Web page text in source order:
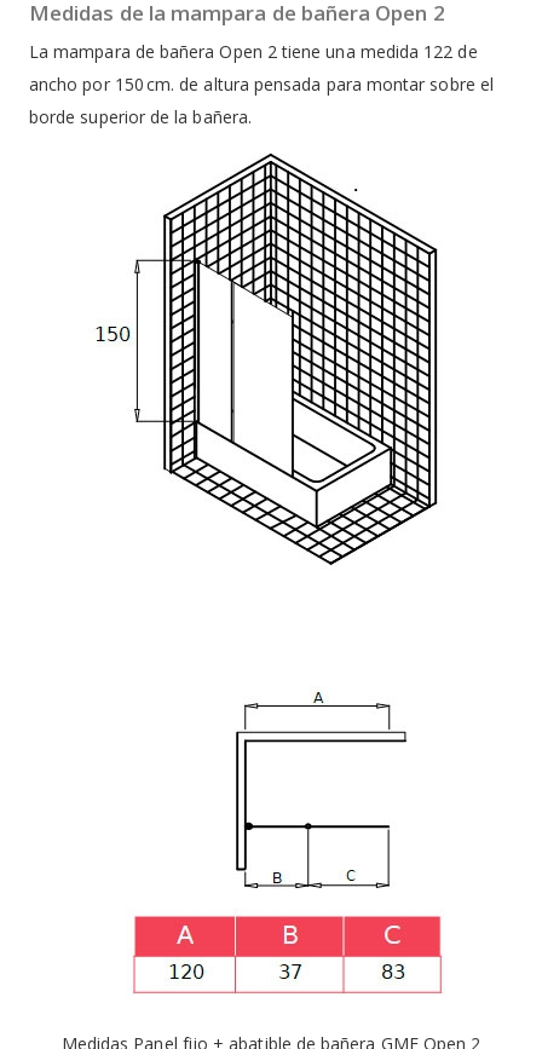
Medidas de la mampara de bañera Open 2
La mampara de bañera Open 2 tiene una medida 122 de
ancho por 150 cm. de altura pensada para montar sobre el
borde superior de la bañera.
Medidas Panel fijo + abatible de bañera GME Open 2